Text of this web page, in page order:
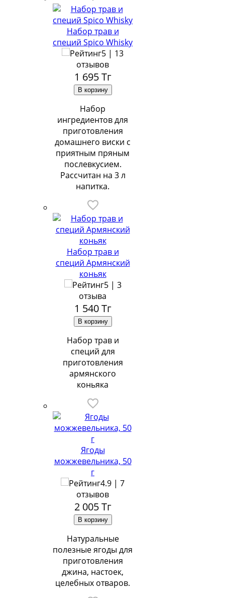
Набор трав и
специй Spico Whisky
5 | 13
отзывов
1 695Тг
Набор
ингредиентов для
приготовления
домашнего виски с
приятным пряным
послевкусием.
Рассчитан на 3 л
напитка.
Набор трав и
специй Армянский
коньяк
5 | 3
отзыва
1 540Тг
Набор трав и
специй для
приготовления
армянского
коньяка
Ягоды
можжевельника, 50
г
4.9 | 7
отзывов
2 005Тг
Натуральные
полезные ягоды для
приготовления
джина, настоек,
целебных отваров.